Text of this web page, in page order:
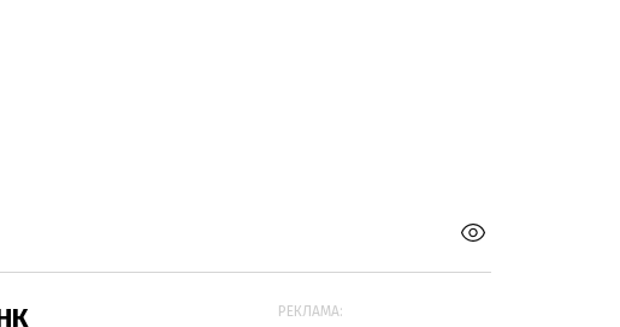
РЕКЛАМА: